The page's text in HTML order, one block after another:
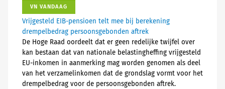
VN VANDAAG
Vrijgesteld EIB-pensioen telt mee bij berekening
drempelbedrag persoonsgebonden aftrek
De Hoge Raad oordeelt dat er geen redelijke twijfel over
kan bestaan dat van nationale belastingheffing vrijgesteld
EU-inkomen in aanmerking mag worden genomen als deel
van het verzamelinkomen dat de grondslag vormt voor het
drempelbedrag voor de persoonsgebonden aftrek.